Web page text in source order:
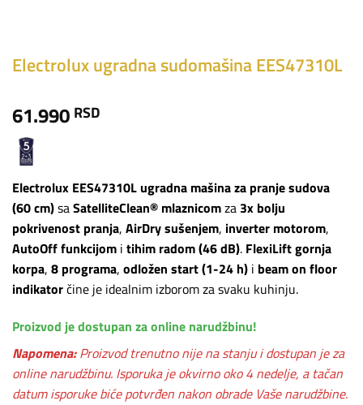
Electrolux ugradna sudomašina EES47310L
61.990 RSD
Electrolux EES47310Lugradna mašina za pranje sudova
(60 cm)saSatelliteClean® mlaznicomza 3x bolju
pokrivenost pranja, AirDry sušenjem, inverter motorom,
AutoOff funkcijom i tihim radom (46 dB). FlexiLift gornja
korpa, 8 programa, odložen start (1-24 h) i beam on floor
indikatorčine je idealnim izborom za svaku kuhinju.
Proizvod je dostupan za online narudžbinu!
Napomena: Proizvod trenutno nije na stanju i dostupan je za
online narudžbinu. Isporuka je okvirno oko 4 nedelje, a tačan
datum isporuke biće potvrđen nakon obrade Vaše narudžbine.